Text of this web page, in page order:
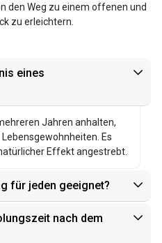
den Weg zu einem offenen und
zu erleichtern.
eines
Jahren anhalten,
Es
Effekt angestrebt.
für jeden geeignet?
nach dem